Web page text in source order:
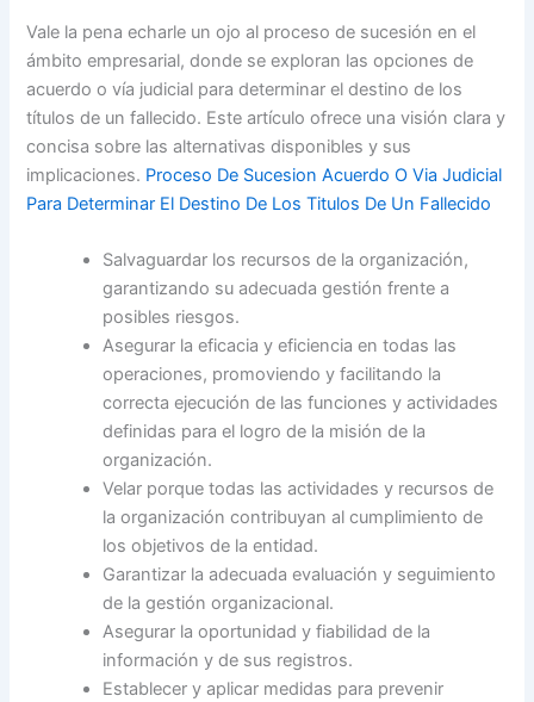
Vale la pena echarle un ojo al proceso de sucesión en el
ámbito empresarial, donde se exploran las opciones de
acuerdo o vía judicial para determinar el destino de los
títulos de un fallecido. Este artículo ofrece una visión clara y
concisa sobre las alternativas disponibles y sus
implicaciones. Proceso De Sucesion Acuerdo O Via Judicial
Para Determinar El Destino De Los Titulos De Un Fallecido
Salvaguardar los recursos de la organización,
garantizando su adecuada gestión frente a
posibles riesgos.
Asegurar la eficacia y eficiencia en todas las
operaciones, promoviendo y facilitando la
correcta ejecución de las funciones y actividades
definidas para el logro de la misión de la
organización.
Velar porque todas las actividades y recursos de
la organización contribuyan al cumplimiento de
los objetivos de la entidad.
Garantizar la adecuada evaluación y seguimiento
de la gestión organizacional.
Asegurar la oportunidad y fiabilidad de la
información y de sus registros.
Establecer y aplicar medidas para prevenir